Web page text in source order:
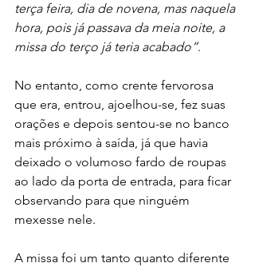
terça feira, dia de novena, mas naquela
hora, pois já passava da meia noite, a
missa do terço já teria acabado”.
No entanto, como crente fervorosa
que era, entrou, ajoelhou-se, fez suas
orações e depois sentou-se no banco
mais próximo à saída, já que havia
deixado o volumoso fardo de roupas
ao lado da porta de entrada, para ficar
observando para que ninguém
mexesse nele.
A missa foi um tanto quanto diferente